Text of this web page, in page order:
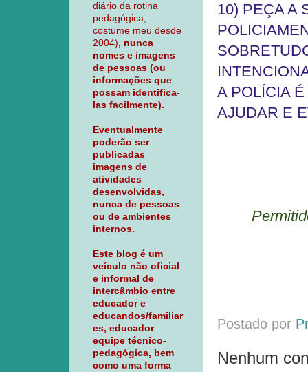
10) PEÇA A
A POLÍCIA
AJUDAR E
Postado por
Nenhum
diário da rotina
pedagógica,
costume meu desde
2004), nunca
nomes e imagens
de pessoas (ou
informações que
possam identifica-
las facilmente).
Eventualmente
poderão ser
publicadas
imagens de
atividades
desenvolvidas,
nunca de pessoas
ou de ambientes
internos.
Este blog é um
veículo não oficial
e informal de
intercâmbio entre
educador e
educandos/familiar
es, educador
equipe técnico-
pedagógica, bem
como uma forma